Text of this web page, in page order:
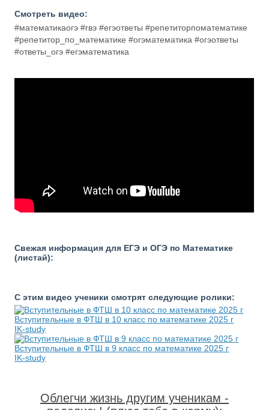
Смотреть видео:
#математикаогэ #гвэ #егэответы #репетиторпоматематике
#репетитор_по_математике #огэматематика #огэответы
#ответы_огэ #егэматематика
Свежая информация для ЕГЭ и ОГЭ по Математике
(листай):
С этим видео ученики смотрят следующие ролики:
Вступительные в ФТШ в 10 класс по математике 2025 г
IK-study
Вступительные в ФТШ в 9 класс по математике 2025 г
IK-study
Облегчи жизнь другим ученикам -